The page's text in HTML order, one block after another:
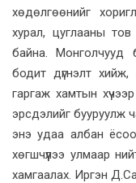
хөдөлгөөнийг
хурал, цуглааны
байна. Монголчууд
бодит дүгнэлт хийж,
гаргаж хамтын
эрсдэлийг бууруулж
энэ удаа албан
хөгшчүүлээ улмаар
хамгаалах. Иргэн